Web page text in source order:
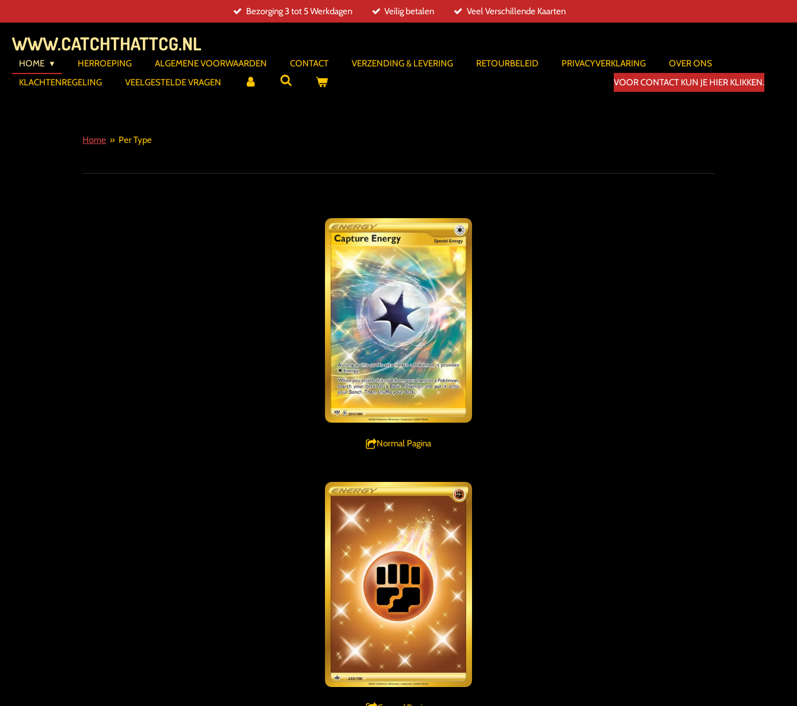
direct
naar
de
hoofdinhoud
Bezorging 3 tot 5 Werkdagen Veilig betalen Veel Verschillende Kaarten
WWW.CATCHTHATTCG.NL
HOME HERROEPING ALGEMENE VOORWAARDEN CONTACT VERZENDING & LEVERING RETOURBELEID PRIVACYVERKLARING
OVER ONS
KLACHTENREGELING
VEELGESTELDE VRAGEN VOOR CONTACT KUN JE HIER KLIKKEN.
Home » Per Type
Normal Pagina